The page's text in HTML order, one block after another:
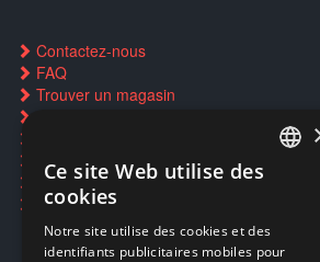
Contactez-nous
FAQ
Trouver un magasin
Restauration CD griffés
Réparations & SAV
Smartpoints
Ce site Web utilise des
cookies
Notre site utilise des cookies et des
identifiants publicitaires mobiles pour